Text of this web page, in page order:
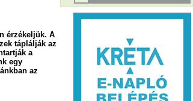
érzékeljük. A
táplálják az
a
egy
az